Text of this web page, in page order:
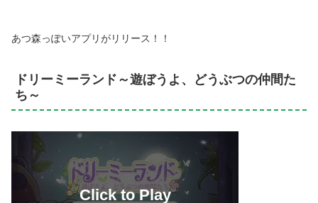
あつ森っぽいアプリがリリース！！
ドリーミーランド～遊ぼうよ、どうぶつの仲間た
ち～